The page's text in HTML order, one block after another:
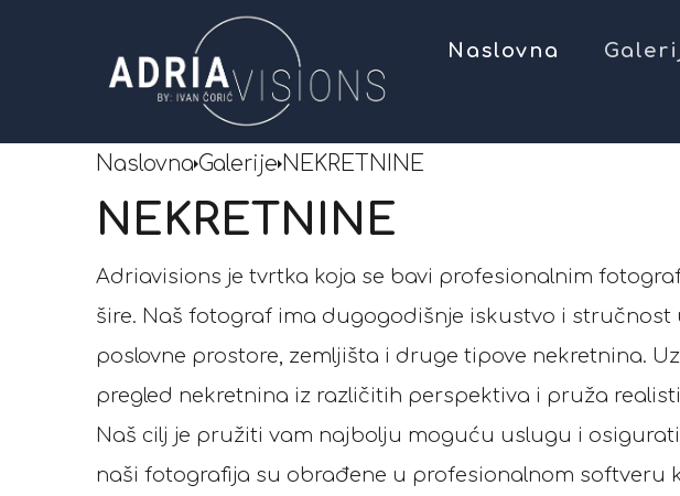
Naslovna
Naslovna Galerije NEKRETNINE
NEKRETNINE
Adriavisions je tvrtka koja se bavi profesionalnim
šire. Naš fotograf ima dugogodišnje iskustvo i
poslovne prostore, zemljišta i druge tipove nekretnina.
pregled nekretnina iz različitih perspektiva i pruža
Naš cilj je pružiti vam najbolju moguću uslugu i
naši fotografija su obrađene u profesionalnom softveru